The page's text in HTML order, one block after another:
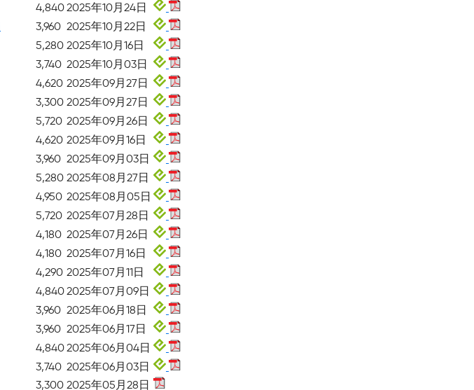
4,8402025年10月24日
3,960 2025年10月22日
5,280 2025年10月16日
3,740 2025年10月03日
4,620 2025年09月27日
3,300 2025年09月27日
5,720 2025年09月26日
4,620 2025年09月16日
3,960 2025年09月03日
5,280 2025年08月27日
4,950 2025年08月05日
5,720 2025年07月28日
4,180 2025年07月26日
4,180 2025年07月16日
4,290 2025年07月11日
4,8402025年07月09日
3,960 2025年06月18日
3,960 2025年06月17日
4,8402025年06月04日
3,740 2025年06月03日
3,300 2025年05月28日